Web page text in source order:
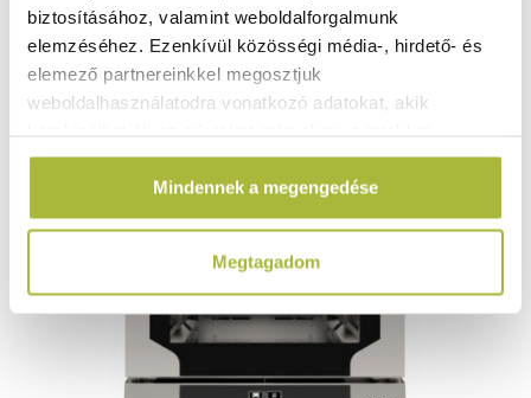
biztosításához, valamint weboldalforgalmunk
elemzéséhez. Ezenkívül közösségi média-, hirdető- és
elemező partnereinkkel megosztjuk
weboldalhasználatodra vonatkozó adatokat, akik
amelyeket Te adtál meg számukra vagy az általad
használt más szolgáltatásokból gyűjtöttek.
Mindennek a megengedése
Megtagadom
KOSÁRBA